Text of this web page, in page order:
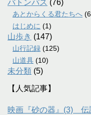
バトンパス (76)
あとからくる君たちへ
はじめに (1)
山歩き (147)
山行記録 (125)
山道具 (10)
未分類 (5)
【人気記事】
映画『砂の器』(3) 伝